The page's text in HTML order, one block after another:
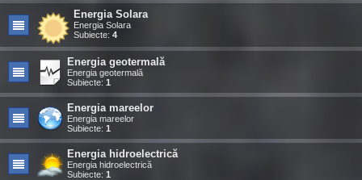
r
Energia Solara
Energia Solara
Subiecte: 4
Energia geotermală
Energia geotermală
Subiecte: 1
Energia mareelor
Energia mareelor
Subiecte: 1
Energia hidroelectrică
Energia hidroelectrică
Subiecte: 1